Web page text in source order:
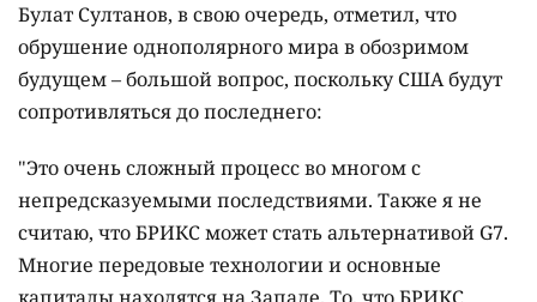
Булат Султанов, в свою очередь, отметил, что
обрушение однополярного мира в обозримом
будущем – большой вопрос, поскольку США будут
сопротивляться до последнего:
"Это очень сложный процесс во многом с
непредсказуемыми последствиями. Также я не
считаю, что БРИКС может стать альтернативой G7.
Многие передовые технологии и основные